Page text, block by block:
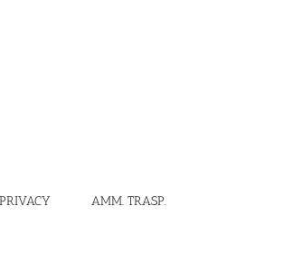
PRIVACY AMM. TRASP.